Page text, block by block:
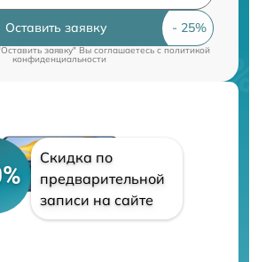
Оставить заявку
заявку" Вы соглашаетесь cполитикой
конфиденциальности
Скидка по
предварительной
записи на сайте